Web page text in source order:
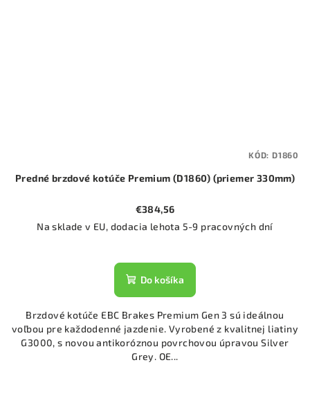
Predné brzdové kotúče Premium (D1860) (priemer 330mm)
€384,56
Na sklade v EU, dodacia lehota 5-9 pracovných dní
Do košíka
Brzdové kotúče EBC Brakes Premium Gen 3 sú ideálnou
voľbou pre každodenné jazdenie. Vyrobené z kvalitnej liatiny
G3000, s novou antikoróznou povrchovou úpravou Silver
Grey. OE...
KÓD: D1860